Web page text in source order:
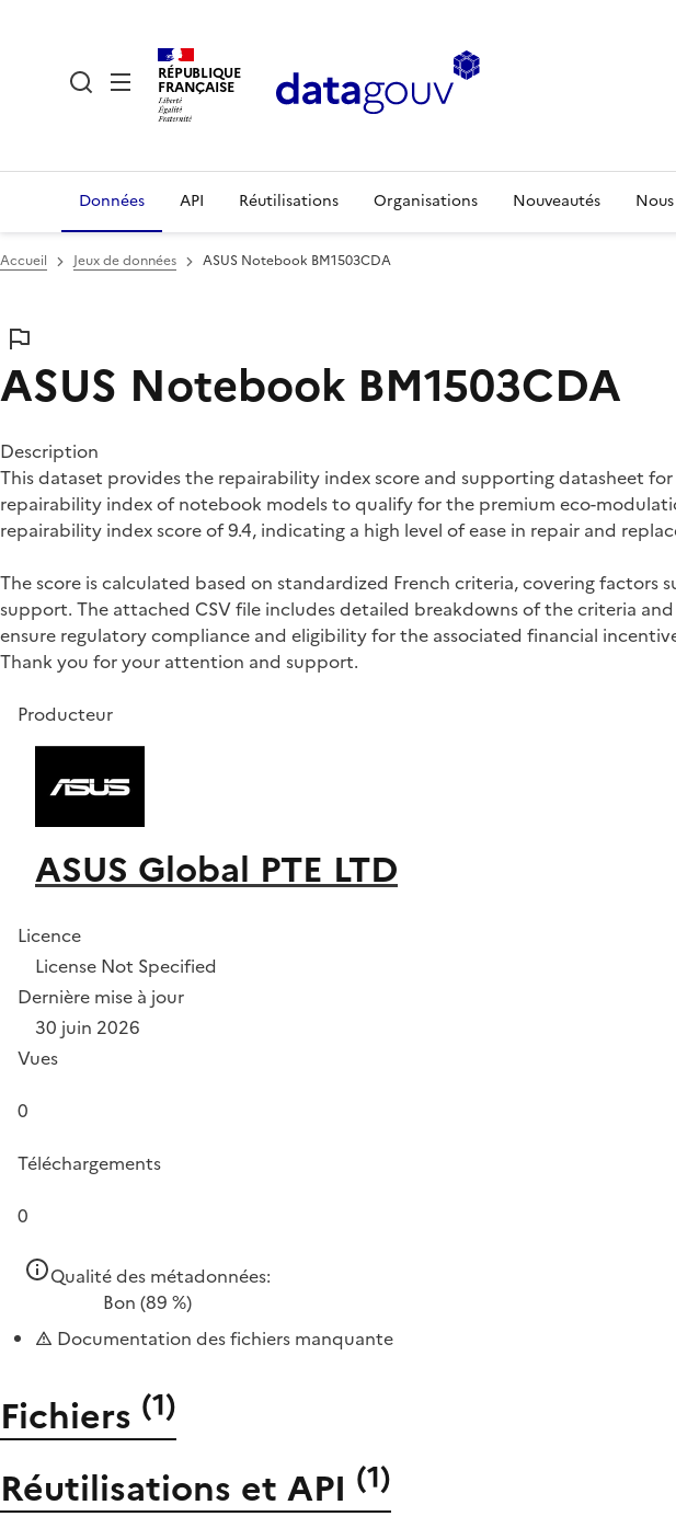
RÉPUBLIQUE
FRANÇAISE
Données API Réutilisations Organisations Nouveautés
Accueil Jeux de données ASUS Notebook BM1503CDA
ASUS Notebook BM1503CDA
Description
This dataset provides the repairability index score and supporting datasheet
repairability index of notebook models to qualify for the premium eco-
repairability index score of 9.4, indicating a high level of ease in repair and
The score is calculated based on standardized French criteria, covering
support. The attached CSV file includes detailed breakdowns of the criteria
ensure regulatory compliance and eligibility for the associated financial
Thank you for your attention and support.
Producteur
ASUS Global PTE LTD
Licence
License Not Specified
Dernière mise à jour
30 juin 2026
Vues
0
Téléchargements
0
Qualité des métadonnées:
Bon (89 %)
Documentation des fichiers manquante
Fichiers (1)
Réutilisations et API (1)